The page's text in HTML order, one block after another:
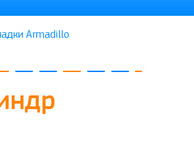
Armadillo